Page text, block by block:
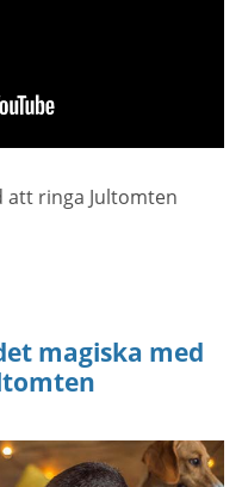
att ringa Jultomten
magiska med